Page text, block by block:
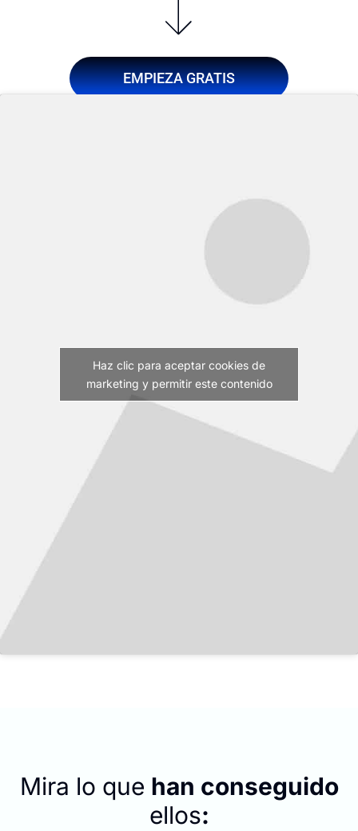
EMPIEZA GRATIS
Haz clic para aceptar cookies de
marketing y permitir este contenido
Mira lo que han conseguido
ellos: